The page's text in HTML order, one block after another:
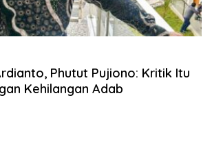
Phutut Pujiono: Kritik Itu
Kehilangan Adab